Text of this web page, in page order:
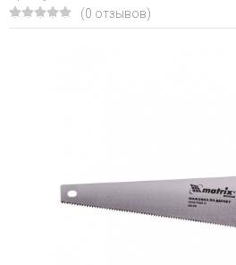
(0 отзывов)